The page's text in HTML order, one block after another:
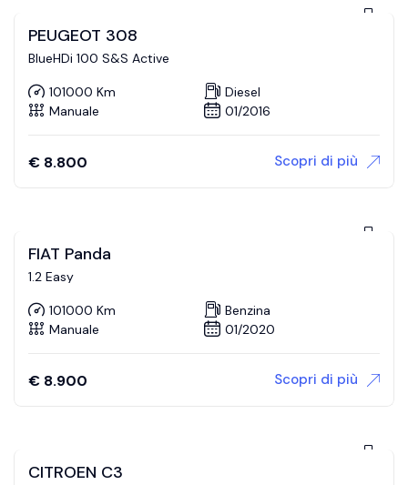
PEUGEOT 308
BlueHDi 100 S&S Active
101000 Km
Diesel
Manuale
01/2016
€ 8.800 Scopri di più
FIAT Panda
1.2 Easy
101000 Km
Benzina
Manuale
01/2020
€ 8.900 Scopri di più
CITROEN C3